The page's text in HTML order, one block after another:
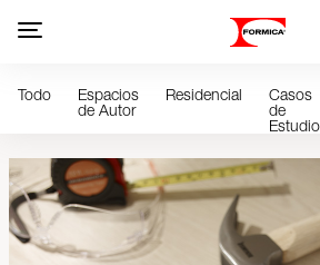
Todo
Espacios
de Autor
Residencial
Casos
de
Estudio